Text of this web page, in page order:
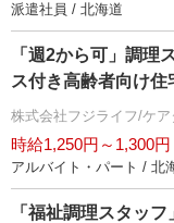
派遣社員 / 北海道
「週2から可」調理
ス付き高齢者向け住
株式会社フジライフ/ケ
時給1,250円～1,300円
アルバイト・パート / 北
「福祉調理スタッ